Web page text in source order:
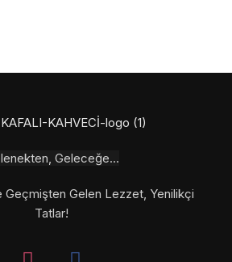
Geleceğe...
Geçmişten Gelen Lezzet, Yenilikçi
Tatlar!